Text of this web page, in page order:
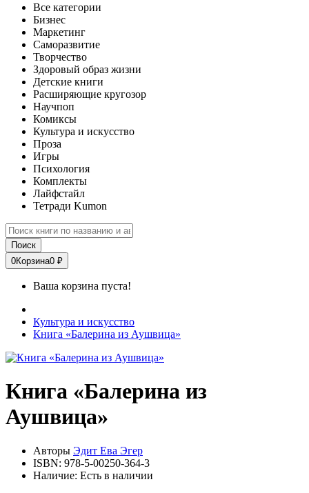
Все категории
Бизнес
Маркетинг
Саморазвитие
Творчество
Здоровый образ жизни
Детские книги
Расширяющие кругозор
Научпоп
Комиксы
Культура и искусство
Проза
Игры
Психология
Комплекты
Лайфстайл
Тетради Kumon
Поиск
0Корзина0 ₽
Ваша корзина пуста!
Культура и искусство
Книга «Балерина из Аушвица»
Книга «Балерина из
Аушвица»
Авторы Эдит Ева Эгер
ISBN: 978-5-00250-364-3
Наличие: Есть в наличии